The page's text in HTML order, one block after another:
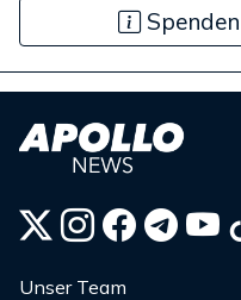
Unser Team